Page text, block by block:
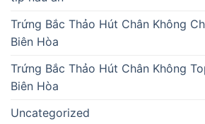
Trứng Bắc Thảo Hút Chân Không
Biên Hòa
Trứng Bắc Thảo Hút Chân Không
Biên Hòa
Uncategorized